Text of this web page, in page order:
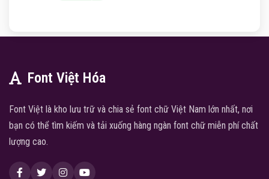
Font Việt Hóa
Font Việt là kho lưu trữ và chia sẻ font chữ Việt Nam lớn nhất, nơi
bạn có thể tìm kiếm và tải xuống hàng ngàn font chữ miễn phí chất
lượng cao.